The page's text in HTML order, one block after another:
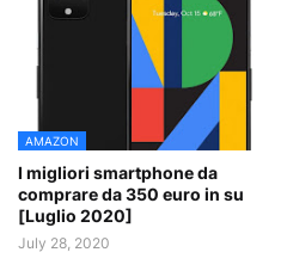
AMAZON
I migliori smartphone da
comprare da 350 euro in su
[Luglio 2020]
July 28, 2020